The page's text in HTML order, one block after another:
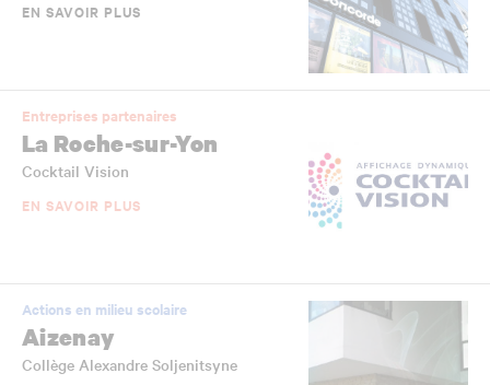
EN SAVOIR PLUS
Entreprises partenaires
La Roche-sur-Yon
Cocktail Vision
EN SAVOIR PLUS
Actions en milieu scolaire
Aizenay
Collège Alexandre Soljenitsyne